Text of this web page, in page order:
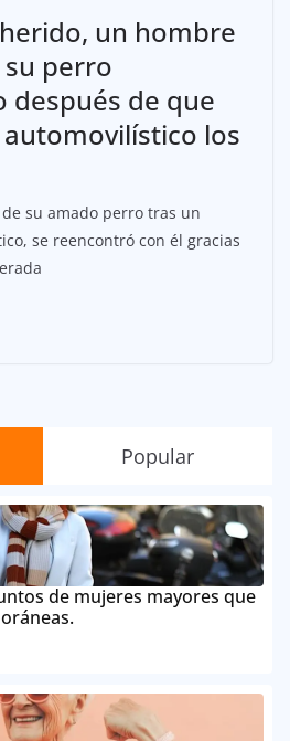
un hombre
perro
después de que
los
su amado perro tras un
se reencontró con él gracias
Popular
de mujeres mayores que